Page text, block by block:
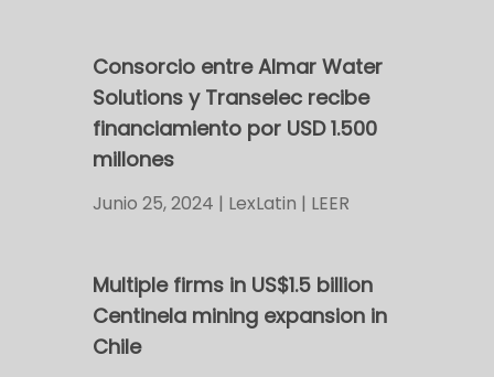
Consorcio entre Almar Water
Solutions y Transelec recibe
financiamiento por USD 1.500
millones
Junio 25, 2024 | LexLatin | LEER
Multiple firms in US$1.5 billion
Centinela mining expansion in
Chile